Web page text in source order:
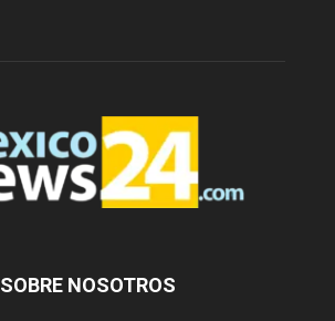
SOBRE NOSOTROS